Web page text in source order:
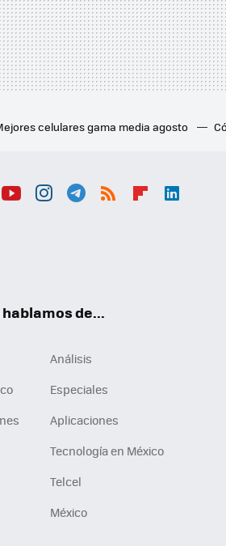
celulares gama media agosto
de...
Análisis
Especiales
Aplicaciones
Tecnología en México
Telcel
México